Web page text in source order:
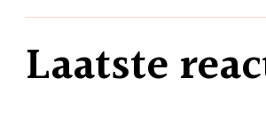
Laatste